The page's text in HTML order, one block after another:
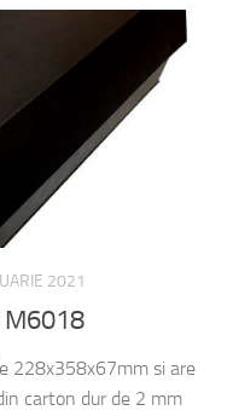
2021
228x358x67mm si are
carton dur de 2 mm